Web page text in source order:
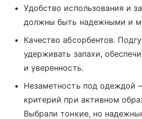
Удобство использования и
должны быть надежными и
Качество абсорбентов.
удерживать запахи,
и уверенность.
Незаметность под одеждой
критерий при активном
Выбрали тонкие, но